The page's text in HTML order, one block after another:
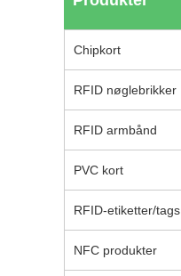
Chipkort
RFID nøglebrikker
RFID armbånd
PVC kort
RFID-etiketter/tags
NFC produkter